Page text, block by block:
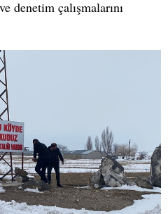
denetim çalışmalarını